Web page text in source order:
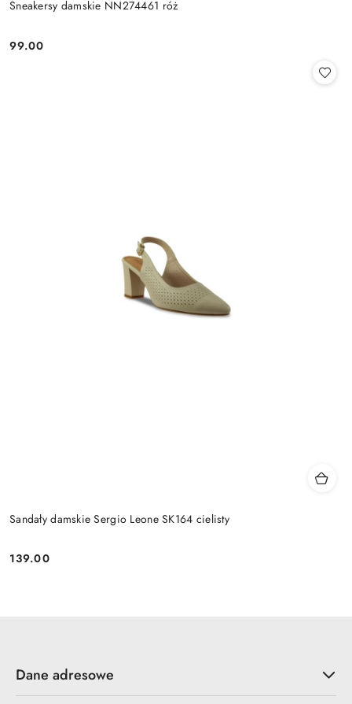
Sneakersy damskie NN274461 róż
Cena:
99.00
Sandały damskie Sergio Leone SK164 cielisty
Cena:
139.00
Dane adresowe